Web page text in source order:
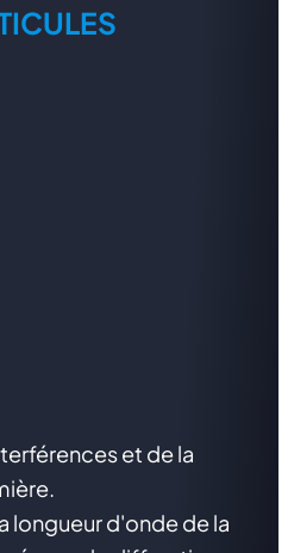
et de la
longueur d'onde de la